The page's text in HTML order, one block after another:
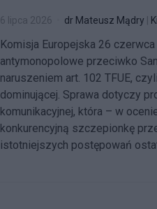
6 lipca 2026 dr Mateusz Mądry
Komisja Europejska 26
antymonopolowe przeciwko
naruszeniem art. 102 TFUE,
dominującej. Sprawa dotyczy
komunikacyjnej, która – w
konkurencyjną szczepionkę
istotniejszych postępowań